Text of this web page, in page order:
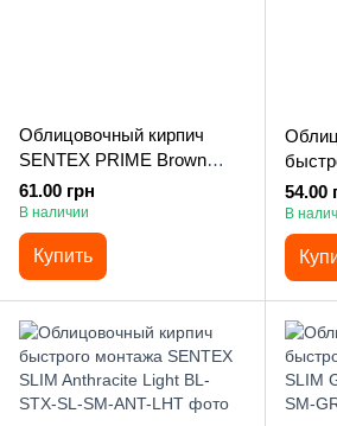
Облицовочный кирпич
SENTEX PRIME Вrown
Light - Сlassic
61.00 грн
В наличии
Купить
SLIM
54.00
В